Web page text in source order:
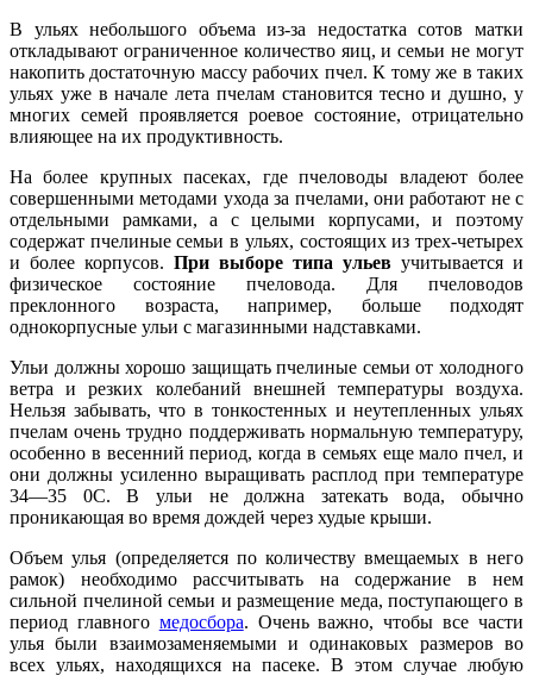
В ульях небольшого объема из-за недостатка сотов матки
откладывают ограниченное количество яиц, и семьи не могут
накопить достаточную массу рабочих пчел. К тому же в таких
ульях уже в начале лета пчелам становится тесно и душно, у
многих семей проявляется роевое состояние, отрицательно
влияющее на их продуктивность.
На более крупных пасеках, где пчеловоды владеют более
совершенными методами ухода за пчелами, они работают не с
отдельными рамками, а с целыми корпусами, и поэтому
содержат пчелиные семьи в ульях, состоящих из трех-четырех
и более корпусов. При выборе типа ульев учитывается и
физическое состояние пчеловода. Для пчеловодов
преклонного возраста, например, больше подходят
однокорпусные ульи с магазинными надставками.
Ульи должны хорошо защищать пчелиные семьи от холодного
ветра и резких колебаний внешней температуры воздуха.
Нельзя забывать, что в тонкостенных и неутепленных ульях
пчелам очень трудно поддерживать нормальную температуру,
особенно в весенний период, когда в семьях еще мало пчел, и
они должны усиленно выращивать расплод при температуре
34—35 0С. В ульи не должна затекать вода, обычно
проникающая во время дождей через худые крыши.
Объем улья (определяется по количеству вмещаемых в него
рамок) необходимо рассчитывать на содержание в нем
сильной пчелиной семьи и размещение меда, поступающего в
период главного медосбора. Очень важно, чтобы все части
улья были взаимозаменяемыми и одинаковых размеров во
всех ульях, находящихся на пасеке. В этом случае любую